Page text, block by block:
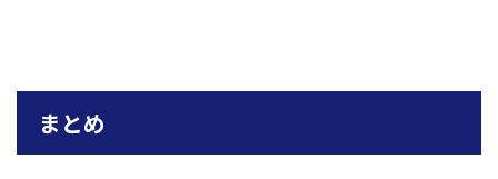
まとめ